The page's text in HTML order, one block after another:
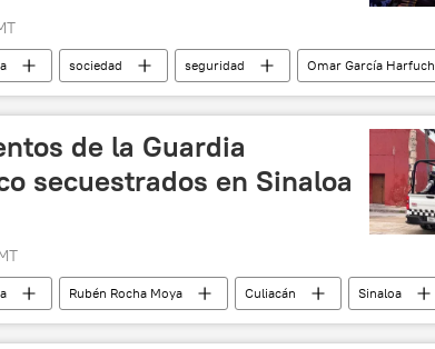
sociedad seguridad
Omar García Harfuch
de la Guardia
secuestrados en Sinaloa
Rubén Rocha Moya Culiacán
Sinaloa
de México